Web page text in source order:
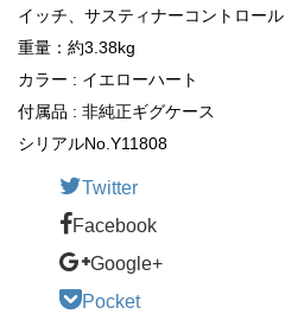
イッチ、サスティナーコントロール
重量：約3.38kg
カラー : イエローハート
付属品 : 非純正ギグケース
シリアルNo.Y11808
Twitter
Facebook
Google+
Pocket